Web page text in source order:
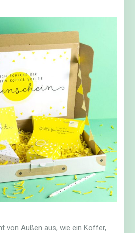
von Außen aus, wie ein Koffer,